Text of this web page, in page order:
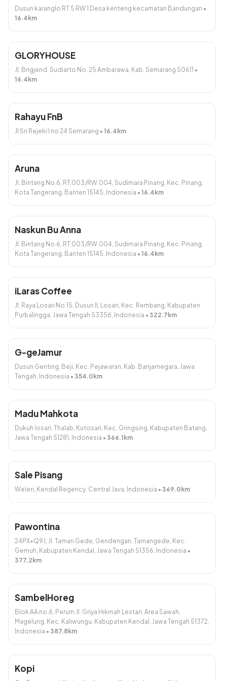
Tambah
Rp50.000
Tambah Tambah
Rp30.000
Tambah Tambah
Rp27.500
Bateto (1 potong)
Tambah Tambah
Dusun karanglo RT 5 RW 1 Desa kenteng kecamatan Bandungan •
16.4km
GLORYHOUSE
Jl. Brigjend. Sudiarto No. 25 Ambarawa, Kab. Semarang 50611 •
16.4km
Rahayu FnB
Jl Sri Rejeki I no 24 Semarang • 16.4km
Aruna
Jl. Bintang No.6, RT.003/RW.004, Sudimara Pinang, Kec. Pinang,
Kota Tangerang, Banten 15145, Indonesia • 16.4km
Naskun Bu Anna
Jl. Bintang No.6, RT.003/RW.004, Sudimara Pinang, Kec. Pinang,
Kota Tangerang, Banten 15145, Indonesia • 16.4km
iLaras Coffee
Jl. Raya Losari No.15, Dusun II, Losari, Kec. Rembang, Kabupaten
Purbalingga, Jawa Tengah 53356, Indonesia • 322.7km
G-geJamur
Dusun Genting, Beji, Kec. Pejawaran, Kab. Banjarnegara, Jawa
Tengah, Indonesia • 354.0km
Madu Mahkota
Dukuh losari, Thalab, Kutosari, Kec. Gringsing, Kabupaten Batang,
Jawa Tengah 51281, Indonesia • 366.1km
Sale Pisang
Weleri, Kendal Regency, Central Java, Indonesia • 369.0km
Pawontina
24PX+Q9J, Jl. Taman Gede, Gendengan, Tamangede, Kec.
Gemuh, Kabupaten Kendal, Jawa Tengah 51356, Indonesia •
377.2km
SambelHoreg
Blok AA no.6, Perum Jl. Griya Hikmah Lestari, Area Sawah,
Magelung, Kec. Kaliwungu, Kabupaten Kendal, Jawa Tengah 51372,
Indonesia • 387.8km
Kopi